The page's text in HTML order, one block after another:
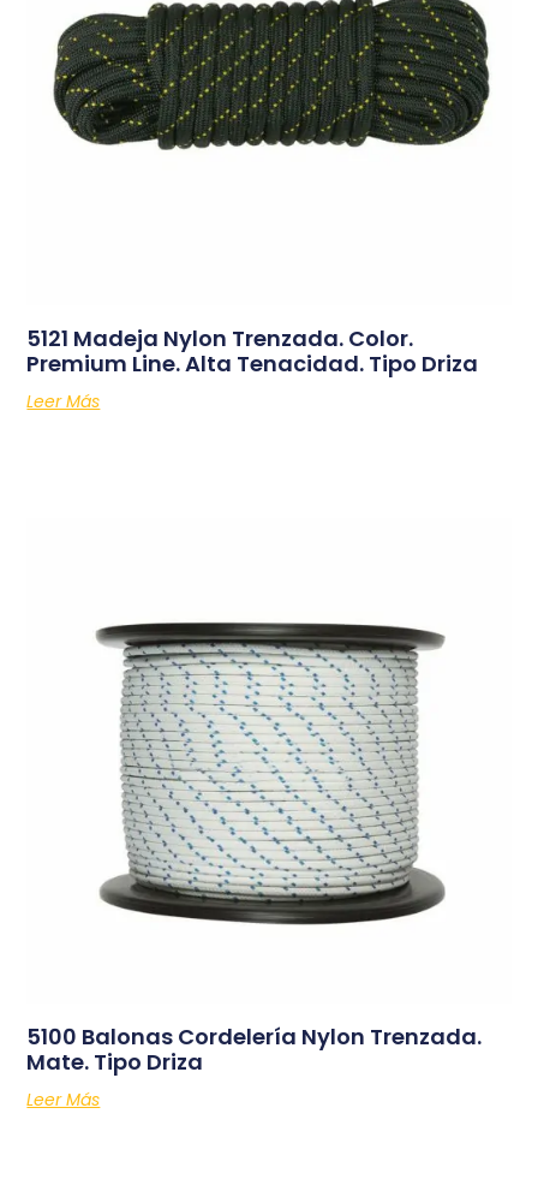
5121 Madeja Nylon Trenzada. Color.
Premium Line. Alta Tenacidad. Tipo Driza
Leer Más
5100 Balonas Cordelería Nylon Trenzada.
Mate. Tipo Driza
Leer Más